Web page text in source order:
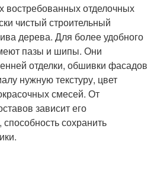
востребованных отделочных
чистый строительный
дерева. Для более удобного
пазы и шипы. Они
отделки, обшивки фасадов
нужную текстуру, цвет
смесей. От
зависит его
сохранить